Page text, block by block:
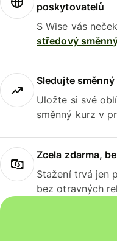
poskytovatelů
S Wise vás
středový
Sledujte
Uložte si své
směnný kurz v
Zcela zdarma,
Stažení trvá jen
bez otravných